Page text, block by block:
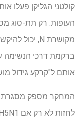
קולטני הגליקן פעלו
העופות. רק תת-סוג
ברקמת דרכי הנשימה
אותם ל"קרקע גידול
המחקר מספק מסגרת